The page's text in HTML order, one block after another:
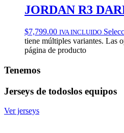
JORDAN R3
$7,799.00 IVA INCLUIDO
tiene múltiples variantes. Las
página de producto
Tenemos
Jerseys de todoslos equipos
Ver jerseys